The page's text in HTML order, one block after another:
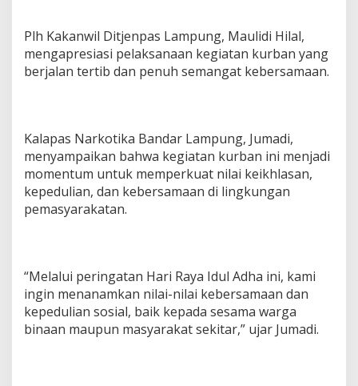
a
y
a
I
A
d
h
a
d
b
e
l
i
h
Plh Kakanwil Ditjenpas Lampung, Maulidi Hilal,
mengapresiasi pelaksanaan kegiatan kurban yang
berjalan tertib dan penuh semangat kebersamaan.
Kalapas Narkotika Bandar Lampung, Jumadi,
menyampaikan bahwa kegiatan kurban ini menjadi
momentum untuk memperkuat nilai keikhlasan,
kepedulian, dan kebersamaan di lingkungan
pemasyarakatan.
“Melalui peringatan Hari Raya Idul Adha ini, kami
ingin menanamkan nilai-nilai kebersamaan dan
kepedulian sosial, baik kepada sesama warga
binaan maupun masyarakat sekitar,” ujar Jumadi.